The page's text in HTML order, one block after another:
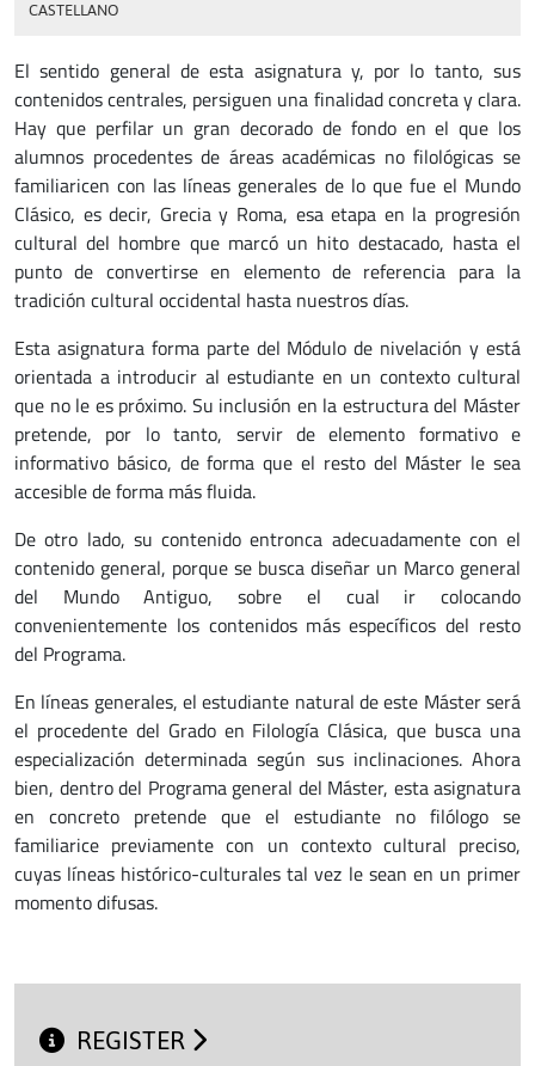
CASTELLANO
El sentido general de esta asignatura y, por lo tanto, sus
contenidos centrales, persiguen una finalidad concreta y clara.
Hay que perfilar un gran decorado de fondo en el que los
alumnos procedentes de áreas académicas no filológicas se
familiaricen con las líneas generales de lo que fue el Mundo
Clásico, es decir, Grecia y Roma, esa etapa en la progresión
cultural del hombre que marcó un hito destacado, hasta el
punto de convertirse en elemento de referencia para la
tradición cultural occidental hasta nuestros días.
Esta asignatura forma parte del Módulo de nivelación y está
orientada a introducir al estudiante en un contexto cultural
que no le es próximo. Su inclusión en la estructura del Máster
pretende, por lo tanto, servir de elemento formativo e
informativo básico, de forma que el resto del Máster le sea
accesible de forma más fluida.
De otro lado, su contenido entronca adecuadamente con el
contenido general, porque se busca diseñar un Marco general
del Mundo Antiguo, sobre el cual ir colocando
convenientemente los contenidos más específicos del resto
del Programa.
En líneas generales, el estudiante natural de este Máster será
el procedente del Grado en Filología Clásica, que busca una
especialización determinada según sus inclinaciones. Ahora
bien, dentro del Programa general del Máster, esta asignatura
en concreto pretende que el estudiante no filólogo se
familiarice previamente con un contexto cultural preciso,
cuyas líneas histórico-culturales tal vez le sean en un primer
momento difusas.
REGISTER